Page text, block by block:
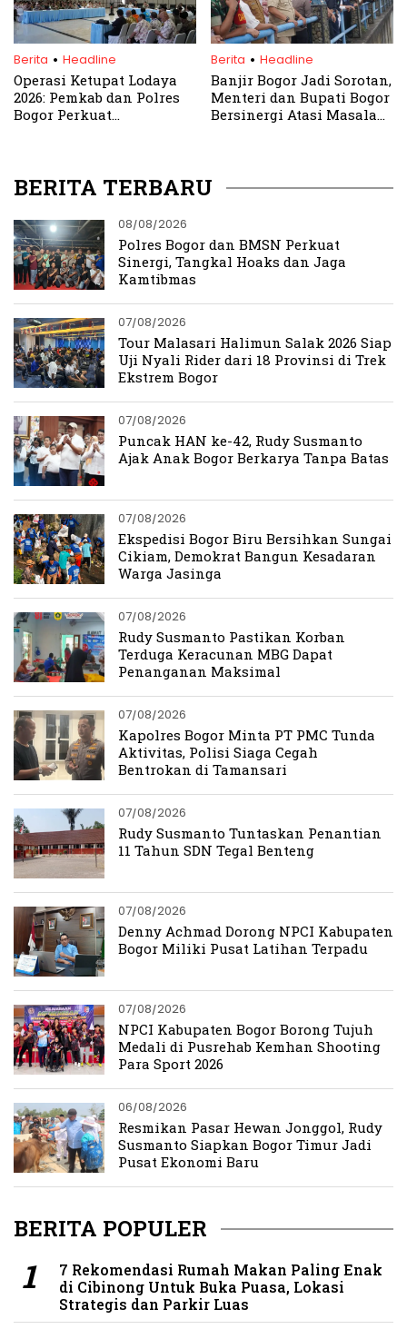
Berita . Headline
Operasi Ketupat Lodaya
2026: Pemkab dan Polres
Bogor Perkuat
Berita . Headline
Banjir Bogor Jadi Sorotan,
Menteri dan Bupati Bogor
Bersinergi Atasi Masalah
BERITA TERBARU
08/08/2026
Polres Bogor dan BMSN Perkuat
Sinergi, Tangkal Hoaks dan Jaga
Kamtibmas
07/08/2026
Tour Malasari Halimun Salak 2026 Siap
Uji Nyali Rider dari 18 Provinsi di Trek
Ekstrem Bogor
07/08/2026
Puncak HAN ke-42, Rudy Susmanto
Ajak Anak Bogor Berkarya Tanpa Batas
07/08/2026
Ekspedisi Bogor Biru Bersihkan Sungai
Cikiam, Demokrat Bangun Kesadaran
Warga Jasinga
07/08/2026
Rudy Susmanto Pastikan Korban
Terduga Keracunan MBG Dapat
Penanganan Maksimal
07/08/2026
Kapolres Bogor Minta PT PMC Tunda
Aktivitas, Polisi Siaga Cegah
Bentrokan di Tamansari
07/08/2026
Rudy Susmanto Tuntaskan Penantian
11 Tahun SDN Tegal Benteng
07/08/2026
Denny Achmad Dorong NPCI Kabupaten
Bogor Miliki Pusat Latihan Terpadu
07/08/2026
NPCI Kabupaten Bogor Borong Tujuh
Medali di Pusrehab Kemhan Shooting
Para Sport 2026
06/08/2026
Resmikan Pasar Hewan Jonggol, Rudy
Susmanto Siapkan Bogor Timur Jadi
Pusat Ekonomi Baru
BERITA POPULER
7 Rekomendasi Rumah Makan Paling Enak
di Cibinong Untuk Buka Puasa, Lokasi
Strategis dan Parkir Luas